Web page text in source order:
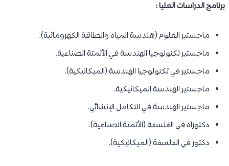
برنامج الدراسات العليا :
ماجستير العلوم (هندسة المياه والطاقة الكهرومائية).
ماجستير تكنولوجيا الهندسة في الأتمتة الصناعية.
ماجستير في تكنولوجيا الهندسة (الميكانيكية).
ماجستير الهندسة الميكانيكية.
ماجستير الهندسة في التكامل الإنشائي.
دكتوراه في الفلسفة (الأتمتة الصناعية).
دكتور في الفلسفة (الميكانيكية).